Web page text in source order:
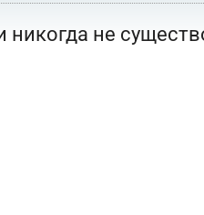
никогда не